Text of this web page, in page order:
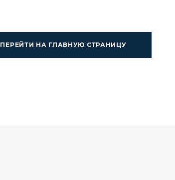
ПЕРЕЙТИ НА ГЛАВНУЮ СТРАНИЦУ